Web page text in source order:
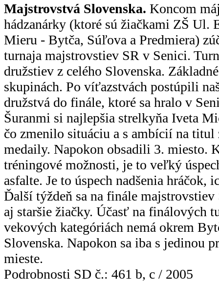
Majstrovstvá Slovenska. Koncom
hádzanárky (ktoré sú žiačkami ZŠ Ul.
Mieru - Bytča, Súľova a Predmiera)
turnaja majstrovstiev SR v Senici.
družstiev z celého Slovenska.
skupinách. Po víťazstvách postúpili
družstvá do finále, ktoré sa hralo v
Šuranmi si najlepšia strelkyňa Iveta
čo zmenilo situáciu a s ambícií na titul
medaily. Napokon obsadili 3. miesto.
tréningové možnosti, je to veľký
asfalte. Je to úspech nadšenia hráčok,
Ďalší týždeň sa na finále
aj staršie žiačky. Účasť na finálových
vekových kategóriách nemá okrem
Slovenska. Napokon sa iba s jedinou
mieste.
Podrobnosti SD č.: 461 b, c / 2005